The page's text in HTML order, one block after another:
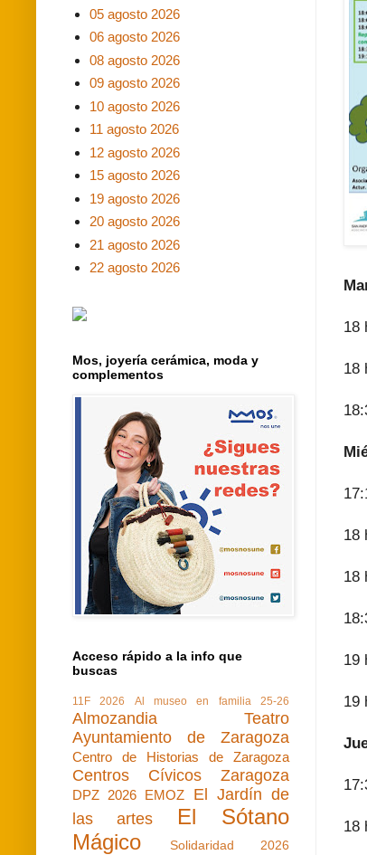
18
18
18
18
19
19
18
05 agosto 2026
06 agosto 2026
08 agosto 2026
09 agosto 2026
10 agosto 2026
11 agosto 2026
12 agosto 2026
15 agosto 2026
19 agosto 2026
20 agosto 2026
21 agosto 2026
22 agosto 2026
Mos, joyería cerámica, moda y
complementos
Acceso rápido a la info que
buscas
11F 2026 Al museo en familia 25-26
Almozandia Teatro
Ayuntamiento de Zaragoza
Centro de Historias de Zaragoza
Centros Cívicos Zaragoza
DPZ 2026 EMOZ
El Jardín de
las artes
El Sótano
Mágico
Solidaridad 2026